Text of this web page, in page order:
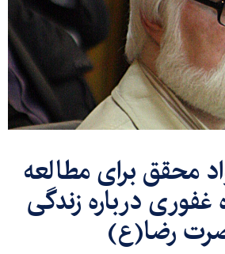
محقق برای مطالعه
غفوری درباره زندگی
رضا(ع)